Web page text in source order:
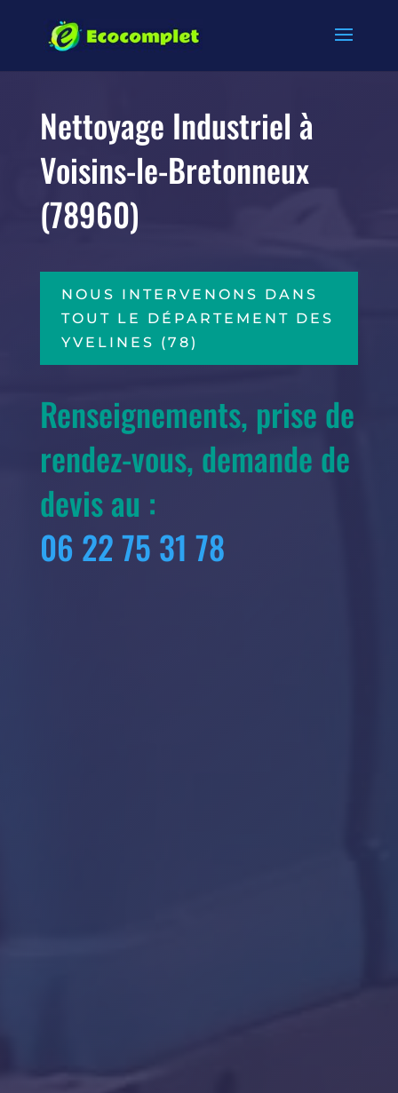
Nettoyage Industriel à
Voisins-le-Bretonneux
(78960)
NOUS INTERVENONS DANS
TOUT LE DÉPARTEMENT DES
YVELINES (78)
Renseignements, prise de
rendez-vous, demande de
devis au :
06 22 75 31 78